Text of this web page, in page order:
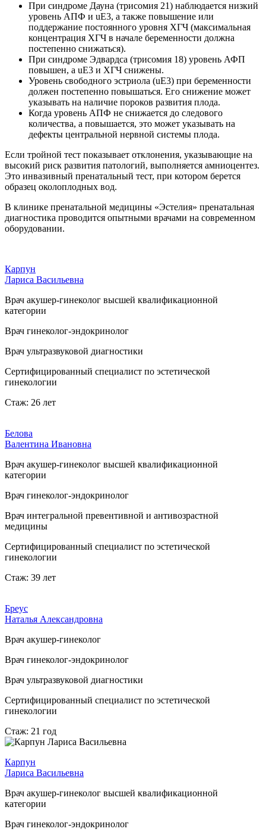
При синдроме Дауна (трисомия 21) наблюдается низкий
уровень АПФ и uE3, а также повышение или
поддержание постоянного уровня ХГЧ (максимальная
концентрация ХГЧ в начале беременности должна
постепенно снижаться).
При синдроме Эдвардса (трисомия 18) уровень АФП
повышен, а uE3 и ХГЧ снижены.
Уровень свободного эстриола (uE3) при беременности
должен постепенно повышаться. Его снижение может
указывать на наличие пороков развития плода.
Когда уровень АПФ не снижается до следового
количества, а повышается, это может указывать на
дефекты центральной нервной системы плода.
Если тройной тест показывает отклонения, указывающие на
высокий риск развития патологий, выполняется амниоцентез.
Это инвазивный пренатальный тест, при котором берется
образец околоплодных вод.
В клинике пренатальной медицины «Эстелия» пренатальная
диагностика проводится опытными врачами на современном
оборудовании.
Карпун
Лариса Васильевна
Врач акушер-гинеколог высшей квалификационной
категории
Врач гинеколог-эндокринолог
Врач ультразвуковой диагностики
Сертифицированный специалист по эстетической
гинекологии
Стаж: 26 лет
Белова
Валентина Ивановна
Врач акушер-гинеколог высшей квалификационной
категории
Врач гинеколог-эндокринолог
Врач интегральной превентивной и антивозрастной
медицины
Сертифицированный специалист по эстетической
гинекологии
Стаж: 39 лет
Бреус
Наталья Александровна
Врач акушер-гинеколог
Врач гинеколог-эндокринолог
Врач ультразвуковой диагностики
Сертифицированный специалист по эстетической
гинекологии
Стаж: 21 год
Карпун
Лариса Васильевна
Врач акушер-гинеколог высшей квалификационной
категории
Врач гинеколог-эндокринолог